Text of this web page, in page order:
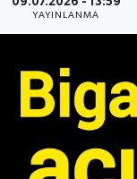
YAYINLANMA
Ekonomi
Gündem